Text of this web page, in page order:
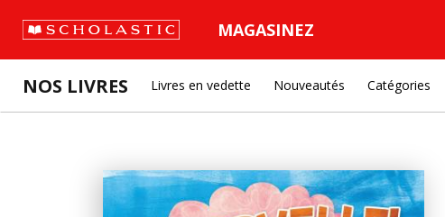
MAGASINEZ
NOS LIVRES Livres en vedette Nouveautés Catégories